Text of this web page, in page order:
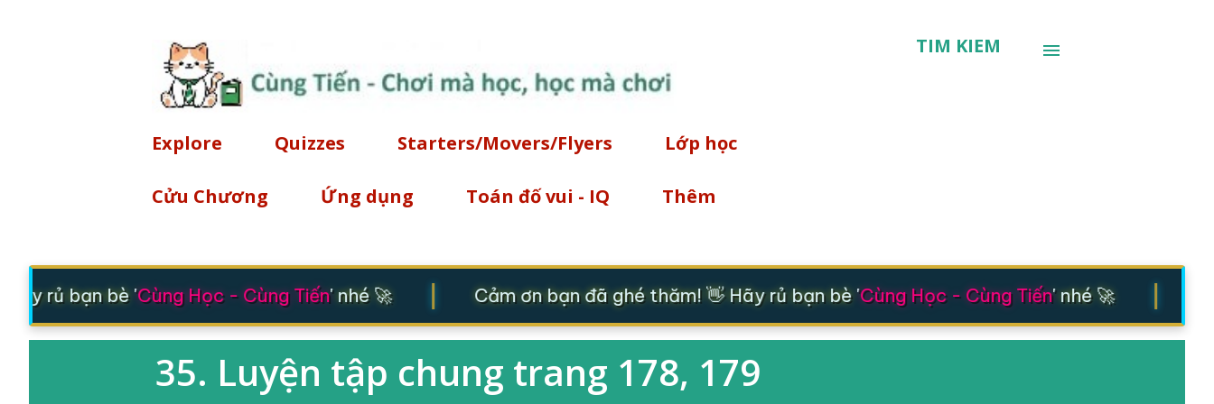
TÌM KIẾM
Explore Quizzes Starters/Movers/Flyers Lớp học
Cửu Chương Ứng dụng Toán đố vui - IQ Thêm
rủ bạn bè 'Cùng Học - Cùng Tiến' nhé 🚀 Cảm ơn bạn đã ghé thăm! 👋 Hãy rủ bạn bè 'Cùng Học - Cùng Tiến' nhé 🚀
35. Luyện tập chung trang 178, 179